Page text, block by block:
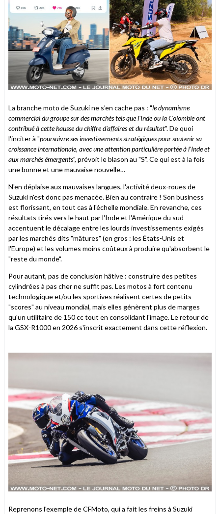
La branche moto de Suzuki ne s'en cache pas : "le dynamisme
commercial du groupe sur des marchés tels que l'Inde ou la Colombie ont
contribué à cette hausse du chiffre d'affaires et du résultat". De quoi
l'inciter à "poursuivre ses investissements stratégiques pour soutenir sa
croissance internationale, avec une attention particulière portée à l'Inde et
aux marchés émergents", prévoit le blason au "S". Ce qui est à la fois
une bonne et une mauvaise nouvelle…
N'en déplaise aux mauvaises langues, l'activité deux-roues de
Suzuki n'est donc pas menacée. Bien au contraire ! Son business
est florissant, en tout cas à l'échelle mondiale. En revanche, ces
résultats tirés vers le haut par l'Inde et l'Amérique du sud
accentuent le décalage entre les lourds investissements exigés
par les marchés dits "mâtures" (en gros : les États-Unis et
l'Europe) et les volumes moins coûteux à produire qu'absorbent le
"reste du monde".
Pour autant, pas de conclusion hâtive : construire des petites
cylindrées à pas cher ne suffit pas. Les motos à fort contenu
technologique et/ou les sportives réalisent certes de petits
"scores" au niveau mondial, mais elles génèrent plus de marges
qu'un utilitaire de 150 cc tout en consolidant l'image. Le retour de
la GSX-R1000 en 2026 s'inscrit exactement dans cette réflexion.
Reprenons l'exemple de CFMoto, qui a fait les freins à Suzuki